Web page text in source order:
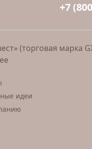
+7
(торговая марка
идеи